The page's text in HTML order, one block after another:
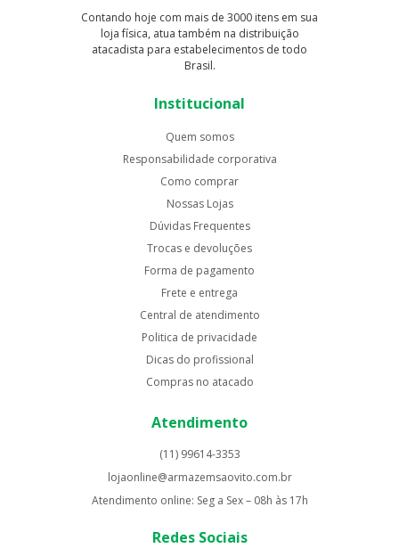
Contando hoje com mais de 3000 itens em sua
loja física, atua também na distribuição
atacadista para estabelecimentos de todo
Brasil.
Institucional
Quem somos
Responsabilidade corporativa
Como comprar
Nossas Lojas
Dúvidas Frequentes
Trocas e devoluções
Forma de pagamento
Frete e entrega
Central de atendimento
Politica de privacidade
Dicas do profissional
Compras no atacado
Atendimento
(11) 99614-3353
lojaonline@armazemsaovito.com.br
Atendimento online: Seg a Sex – 08h às 17h
Redes Sociais